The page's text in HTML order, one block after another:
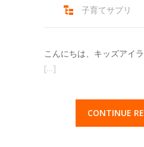
子育てサプリ
こんにちは、キッズアイ
[…]
CONTINUE